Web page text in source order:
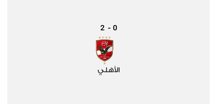
0
-
2
الأهلي